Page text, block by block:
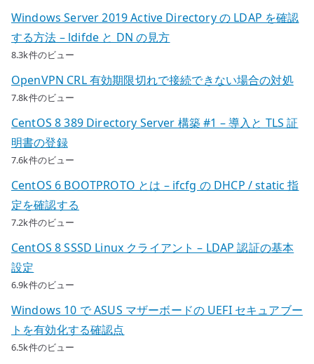
Windows Server 2019 Active Directory の LDAP を確認
する方法 – ldifde と DN の見方
8.3k件のビュー
OpenVPN CRL 有効期限切れで接続できない場合の対処
7.8k件のビュー
CentOS 8 389 Directory Server 構築 #1 – 導入と TLS 証
明書の登録
7.6k件のビュー
CentOS 6 BOOTPROTO とは – ifcfg の DHCP / static 指
定を確認する
7.2k件のビュー
CentOS 8 SSSD Linux クライアント – LDAP 認証の基本
設定
6.9k件のビュー
Windows 10 で ASUS マザーボードの UEFI セキュアブー
トを有効化する確認点
6.5k件のビュー